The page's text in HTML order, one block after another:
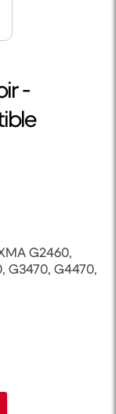
-
G2460,
G3470, G4470,